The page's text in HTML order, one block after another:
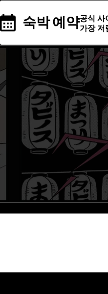
숙박 예약공식 사
가장 저